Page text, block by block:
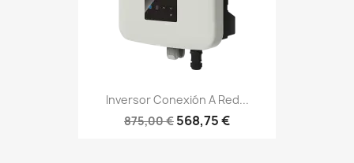
Inversor Conexión A Red...
875,00 € 568,75 €